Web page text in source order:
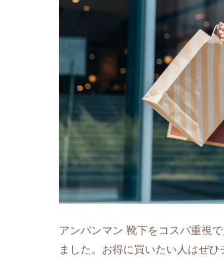
アンパンマン 靴下をコスパ重視
ました。お得に買いたい人はぜひ